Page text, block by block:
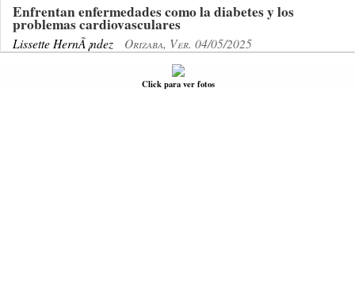
Enfrentan enfermedades como la diabetes y los
problemas cardiovasculares
Lissette HernÃ¡ndez Orizaba, Ver. 04/05/2025
Click para ver fotos